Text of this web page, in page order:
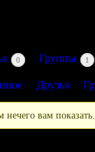
0 Группы 1
Друзья
вам